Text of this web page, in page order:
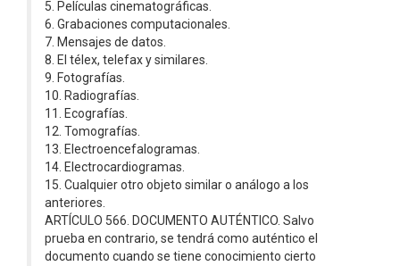
5. Películas cinematográficas.
6. Grabaciones computacionales.
7. Mensajes de datos.
8. El télex, telefax y similares.
9. Fotografías.
10. Radiografías.
11. Ecografías.
12. Tomografías.
13. Electroencefalogramas.
14. Electrocardiogramas.
15. Cualquier otro objeto similar o análogo a los
anteriores.
ARTÍCULO 566. DOCUMENTO AUTÉNTICO. Salvo
prueba en contrario, se tendrá como auténtico el
documento cuando se tiene conocimiento cierto